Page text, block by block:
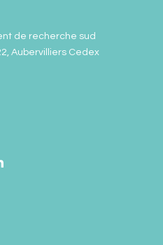
de recherche sud
Aubervilliers Cedex